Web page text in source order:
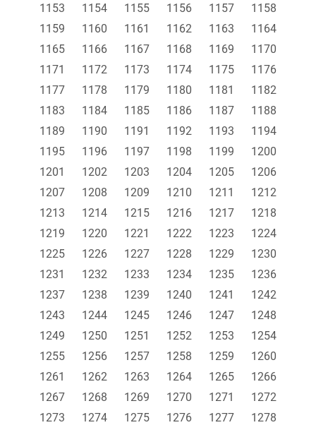
1153 1154 1155 1156 1157
1158
1159
1160 1161 1162 1163
1164
1165
1166 1167 1168 1169
1170
1171
1172 1173 1174 1175
1176
1177
1178 1179 1180 1181
1182
1183
1184 1185 1186 1187
1188
1189
1190 1191 1192 1193
1194
1195
1196 1197 1198 1199
1200
1201
1202 1203 1204 1205
1206
1207
1208 1209 1210 1211
1212
1213
1214 1215 1216 1217
1218
1219
1220 1221 1222 1223
1224
1225
1226 1227 1228 1229
1230
1231
1232 1233 1234 1235
1236
1237
1238 1239 1240 1241
1242
1243
1244 1245 1246 1247
1248
1249
1250 1251 1252 1253
1254
1255
1256 1257 1258 1259
1260
1261
1262 1263 1264 1265
1266
1267
1268 1269 1270 1271
1272
1273
1274 1275 1276 1277
1278